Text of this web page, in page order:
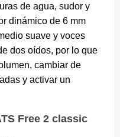
de agua, sudor y
dinámico de 6 mm
suave y voces
dos oídos, por lo que
cambiar de
y activar un
Free 2 classic